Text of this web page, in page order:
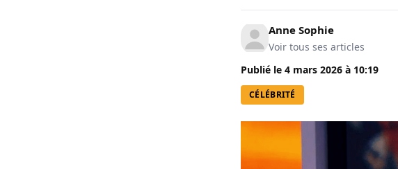
Anne Sophie
Voir tous ses articles
Publié le 4 mars 2026 à 10:19
CÉLÉBRITÉ